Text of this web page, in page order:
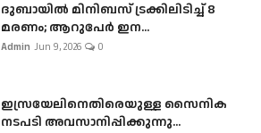
ദുബായിൽ മിനിബസ്​ ട്രക്കിലിടിച്ച് 8
മരണം; ആറുപേർ ഇന...
Admin Jun 9, 2026 0
ഇസ്രയേലിനെതിരെയുള്ള സൈനിക
നടപടി അവസാനിപ്പിക്കുന്നു...